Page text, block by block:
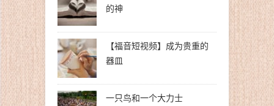
的神
【福音短视频】成为贵重的
器皿
一只鸟和一个大力士